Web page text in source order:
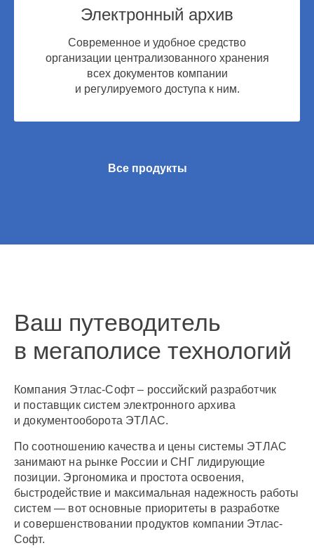
Электронный архив
Cовременное и удобное средство
организации централизованного хранения
всех документов компании
и регулируемого доступа к ним.
Все продукты
Ваш путеводитель
в мегаполисе технологий
Компания Этлас-Софт – российский разработчик
и поставщик систем электронного архива
и документооборота ЭТЛАС.
По соотношению качества и цены системы ЭТЛАС
занимают на рынке России и СНГ лидирующие
позиции. Эргономика и простота освоения,
быстродействие и максимальная надежность работы
систем — вот основные приоритеты в разработке
и совершенствовании продуктов компании Этлас-
Софт.